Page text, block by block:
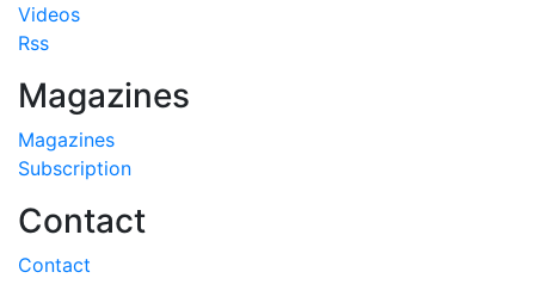
Videos
Rss
Magazines
Magazines
Subscription
Contact
Contact